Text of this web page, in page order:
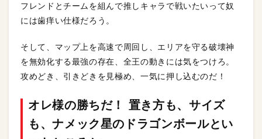
フレンドとチームを組んで推しキャラで戦いたいって奴
には歯痒い仕様だろう。
そして、マップ上を高速で周回し、エリアを守る破壊神
を無効化する最強の存在、全王の動きには気をつけろ。
攻めどき、引きどきを見極め、一気に押し込むのだ！
オレ様の勝ちだ！ 置き方も、サイズ
も、ナメック星のドラゴンボールとい